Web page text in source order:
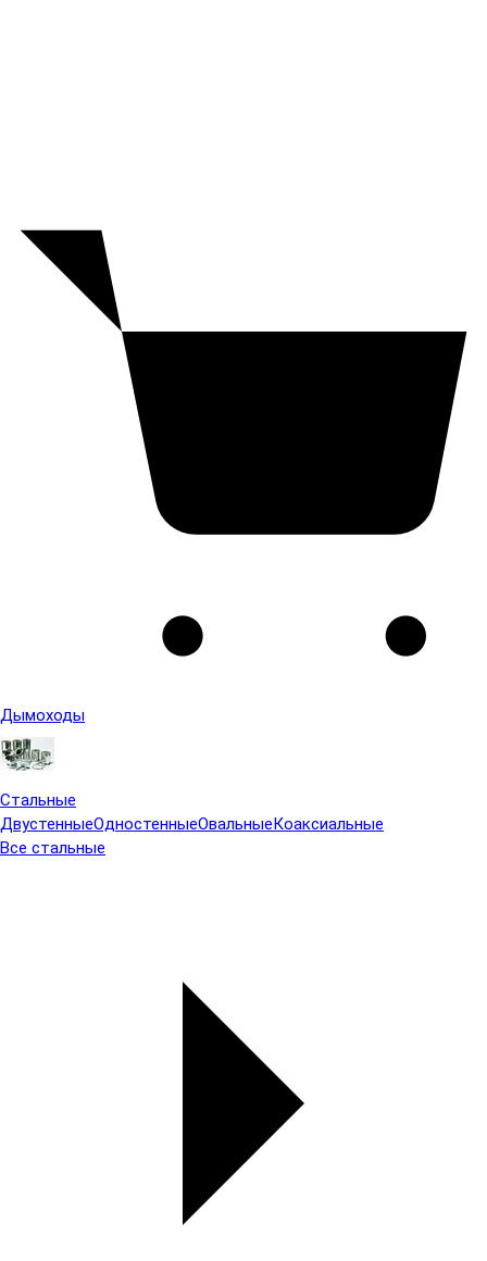
Дымоходы
Стальные
ДвустенныеОдностенныеОвальныеКоаксиальные
Все стальные